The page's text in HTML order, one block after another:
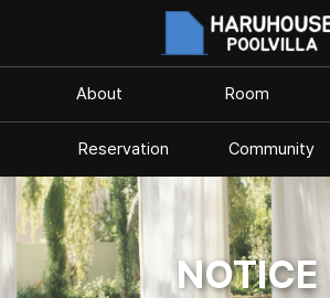
About Room
Reservation Community
NOTICE